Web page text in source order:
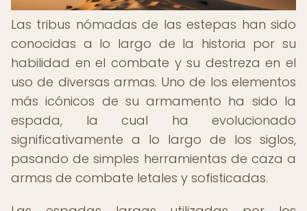
Las tribus nómadas de las estepas han sido
conocidas a lo largo de la historia por su
habilidad en el combate y su destreza en el
uso de diversas armas. Uno de los elementos
más icónicos de su armamento ha sido la
espada, la cual ha evolucionado
significativamente a lo largo de los siglos,
pasando de simples herramientas de caza a
armas de combate letales y sofisticadas.